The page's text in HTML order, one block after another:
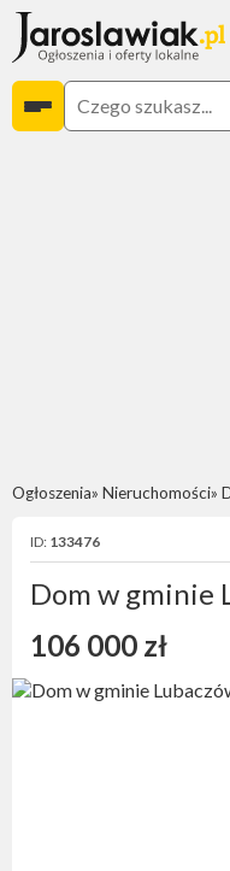
Ogłoszenia Nieruchomości
ID: 133476
Dom w gminie
106 000 zł